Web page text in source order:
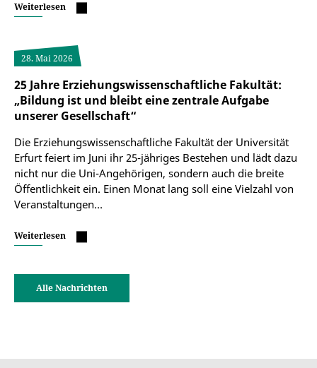
Weiterlesen
28. Mai 2026
25 Jahre Erziehungswissenschaftliche Fakultät:
„Bildung ist und bleibt eine zentrale Aufgabe
unserer Gesellschaft“
Die Erziehungswissenschaftliche Fakultät der Universität
Erfurt feiert im Juni ihr 25-jähriges Bestehen und lädt dazu
nicht nur die Uni-Angehörigen, sondern auch die breite
Öffentlichkeit ein. Einen Monat lang soll eine Vielzahl von
Veranstaltungen…
Weiterlesen
Alle Nachrichten